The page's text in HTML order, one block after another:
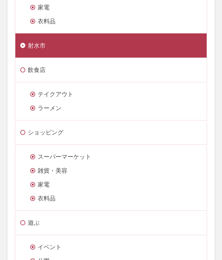
家電
衣料品
射水市
飲食店
テイクアウト
ラーメン
ショッピング
スーパーマーケット
雑貨・美容
家電
衣料品
遊ぶ
イベント